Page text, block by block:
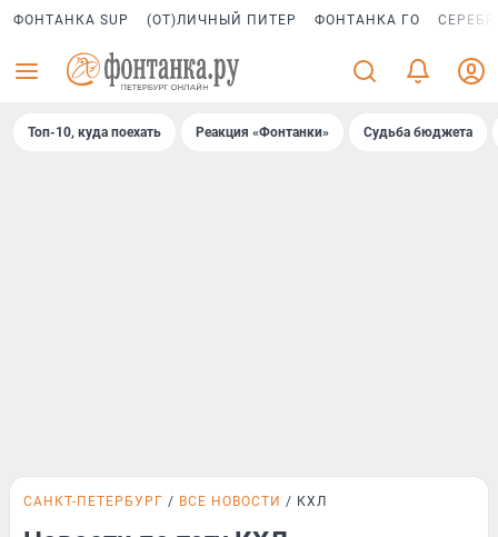
ФОНТАНКА SUP (ОТ)ЛИЧНЫЙ ПИТЕР ФОНТАНКА ГО
Топ-10, куда поехать Реакция «Фонтанки» Судьба бюджета
САНКТ-ПЕТЕРБУРГ ВСЕ НОВОСТИ КХЛ